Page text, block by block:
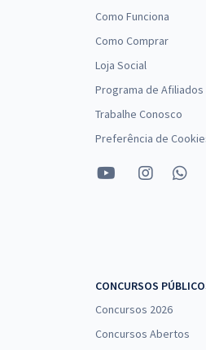
Como Funciona
Como Comprar
Loja Social
Programa de Afiliados
Trabalhe Conosco
Preferência de
CONCURSOS
Concursos 2026
Concursos Abertos